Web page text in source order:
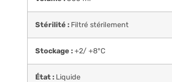
Stérilité : Filtré stérilement
Stockage :+2/ +8°C
État : Liquide